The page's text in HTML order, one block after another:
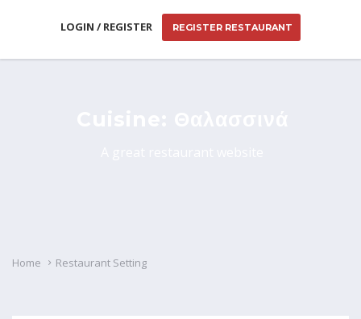
LOGIN / REGISTER REGISTER RESTAURANT
Home Restaurant Setting